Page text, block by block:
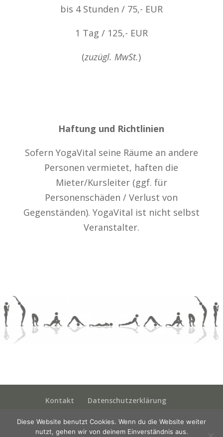
bis 4 Stunden / 75,- EUR
1 Tag / 125,- EUR
(zuzügl. MwSt.)
Haftung und Richtlinien
Sofern YogaVital seine Räume an andere
Personen vermietet, haften die
Mieter/Kursleiter (ggf. für
Personenschäden / Verlust von
Gegenständen). YogaVital ist nicht selbst
Veranstalter.
Kontakt
Datenschutzerklärung
Diese Website benutzt Cookies. Wenn du die Website weiter
nutzt, gehen wir von deinem Einverständnis aus.